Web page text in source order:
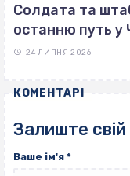
Солдата та
останню путь у
24 ЛИПНЯ 2026
КОМЕНТАРІ
Залиште
Ваше ім'я *